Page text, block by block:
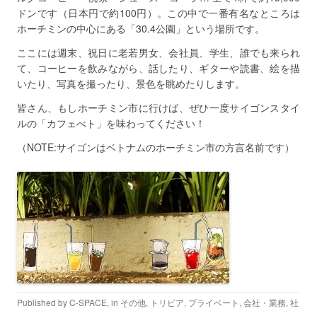
ドンです（日本円で約100円）。この中で一番有名なところは
ホーチミンの中心にある「30.4公園」という場所です。
ここには週末、祝日に老若男女、会社員、学生、誰でも来られ
て、コーヒーを飲みながら、話したり、ギターや読書、絵を描
いたり、写真を撮ったり、景色を眺めたりします。
皆さん、もしホーチミン市に行けば、ぜひ一度サイゴンスタイ
ルの「カフェべト」を味わってください！
（NOTE:サイゴンはベトナムのホーチミン市の方言名前です）
Published byC-SPACE, in その他, トリビア, プライベート , 会社・業務, 社